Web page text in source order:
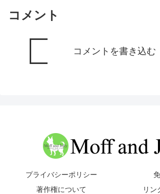
コメント
コメントを書き込む
プライバシーポリシー
著作権について
リン